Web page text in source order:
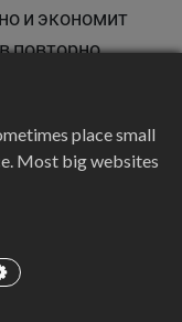
и экономит
повторно
отходы
place small
Most big websites